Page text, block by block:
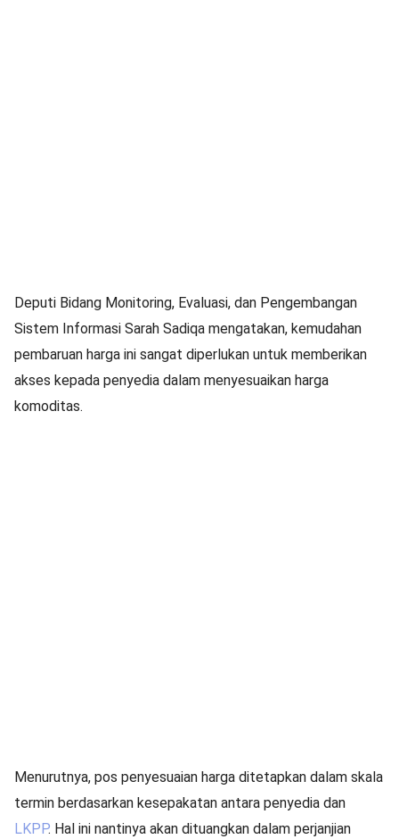
Deputi Bidang Monitoring, Evaluasi, dan Pengembangan
Sistem Informasi Sarah Sadiqa mengatakan, kemudahan
pembaruan harga ini sangat diperlukan untuk memberikan
akses kepada penyedia dalam menyesuaikan harga
komoditas.
Menurutnya, pos penyesuaian harga ditetapkan dalam skala
termin berdasarkan kesepakatan antara penyedia dan
LKPP. Hal ini nantinya akan dituangkan dalam perjanjian